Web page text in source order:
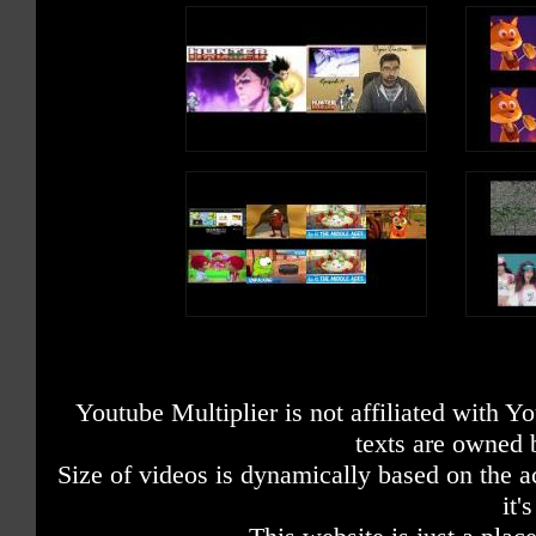
Youtube Multiplier is not affiliated with
texts are owned
Size of videos is dynamically based on the